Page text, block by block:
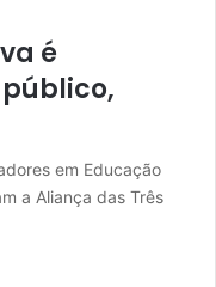
é
em Educação
a Aliança das Três